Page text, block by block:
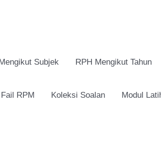
Subjek RPH Mengikut Tahun
Fail RPM Koleksi Soalan Modul